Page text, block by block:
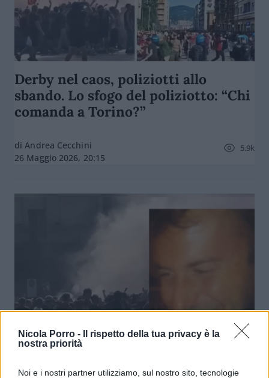
Nicola Porro -
Il rispetto della tua privacy è la
nostra priorità
Noi e i nostri partner utilizziamo, sul nostro sito, tecnologie
Derby nel caos, poliziotti allo
sbando. Lo sfogo del poliziotto: “Chi
comanda a Torino?”
di Andrea Cecchini
26 Maggio 2026, 20:15
5.9k
“Altro che bottiglia”: l’accusa choc
del padre del tifoso ferito al derby